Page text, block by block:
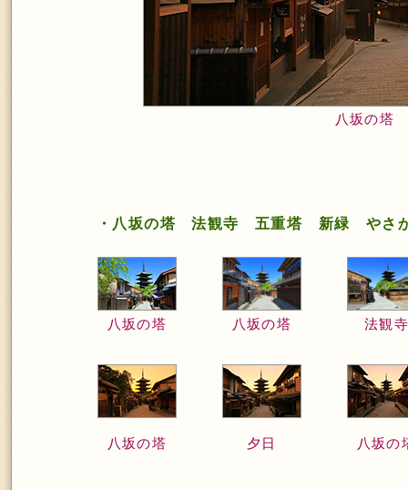
八坂の塔
・八坂の塔 法観寺 五重塔 新緑 やさ
八坂の塔 八坂の塔 法観
八坂の塔 夕日 八坂の